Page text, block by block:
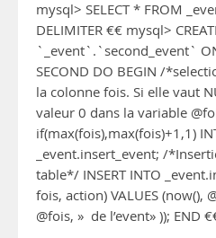
mysql> SELECT * FROM
DELIMITER €€ mysql>
`_event`.`second_event` ON
SECOND DO BEGIN /
la colonne fois. Si elle vaut
valeur 0 dans la variable
if(max(fois),max(fois)+1,1)
_event.insert_event; /
table*/ INSERT INTO
fois, action) VALUES (now(),
@fois, » de l’event» )); END